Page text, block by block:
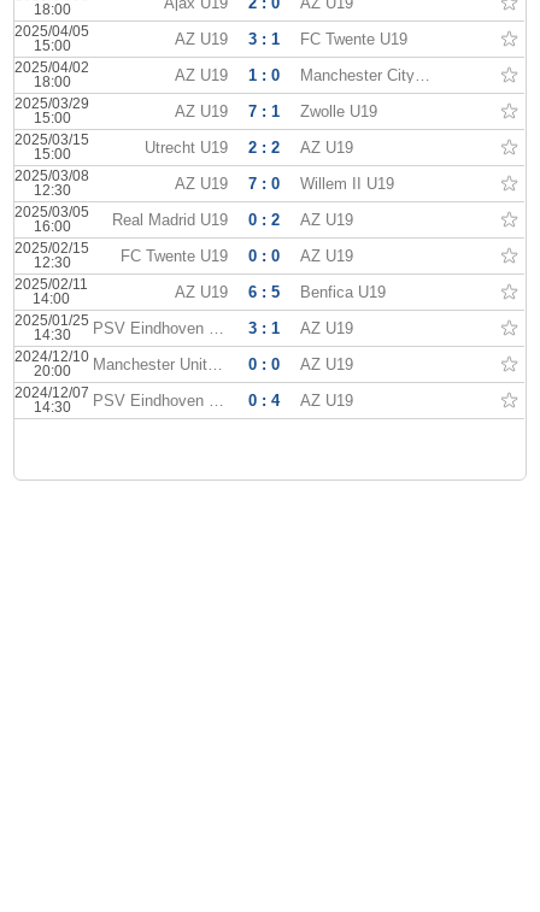
18:00
2025/04/05
15:00
AZ U19 3 : 1 FC Twente U19
2025/04/02
18:00
AZ U19 1 : 0 Manchester City U19
2025/03/29
15:00
AZ U19 7 : 1 Zwolle U19
2025/03/15
15:00
Utrecht U19 2 : 2 AZ U19
2025/03/08
12:30
AZ U19 7 : 0 Willem II U19
2025/03/05
16:00
Real Madrid U19 0 : 2 AZ U19
2025/02/15
12:30
FC Twente U19 0 : 0 AZ U19
2025/02/11
14:00
AZ U19 6 : 5 Benfica U19
2025/01/25
14:30
PSV Eindhoven U19 3 : 1 AZ U19
2024/12/10
20:00
Manchester United U19 0 : 0 AZ U19
2024/12/07
14:30
PSV Eindhoven U19 0 : 4 AZ U19